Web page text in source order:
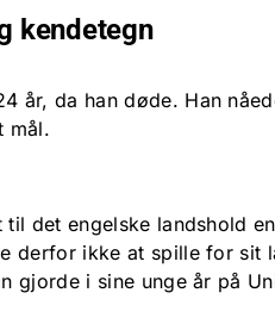
kendetegn
år, da han døde. Han
mål.
til det engelske landshold
derfor ikke at spille for sit
gjorde i sine unge år på